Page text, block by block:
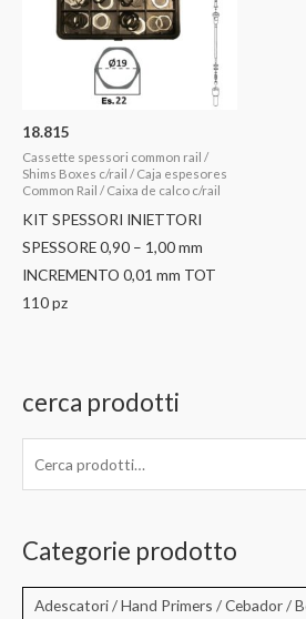
18.815
Cassette spessori common rail /
Shims Boxes c/rail / Caja espesores
Common Rail / Caixa de calco c/rail
KIT SPESSORI INIETTORI
SPESSORE 0,90 – 1,00 mm
INCREMENTO 0,01 mm TOT
110 pz
cerca prodotti
c
Categorie prodotto
Adescatori / Hand Primers / Cebador /